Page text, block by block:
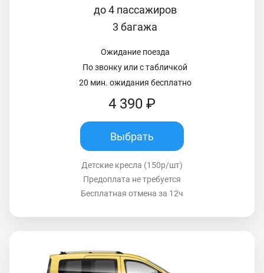
до 4 пассажиров
3 багажа
Ожидание поезда
По звонку или с табличкой
20 мин. ожидания бесплатно
4 390 ₽
Выбрать
Детские кресла (150р/шт)
Предоплата не требуется
Бесплатная отмена за 12ч